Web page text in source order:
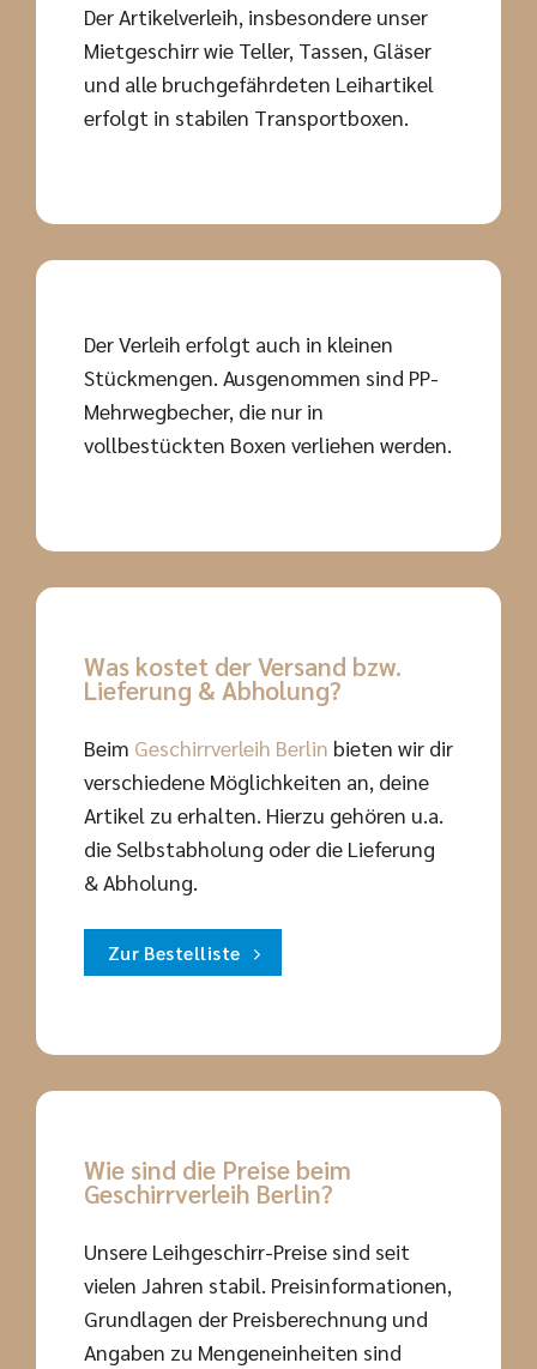
Der Artikelverleih, insbesondere unser
Mietgeschirr wie Teller, Tassen, Gläser
und alle bruchgefährdeten Leihartikel
erfolgt in stabilen Transportboxen.
Der Verleih erfolgt auch in kleinen
Stückmengen. Ausgenommen sind PP-
Mehrwegbecher, die nur in
vollbestückten Boxen verliehen werden.
Was kostet der Versand bzw.
Lieferung & Abholung?
Beim Geschirrverleih Berlin bieten wir dir
verschiedene Möglichkeiten an, deine
Artikel zu erhalten. Hierzu gehören u.a.
die Selbstabholung oder die Lieferung
& Abholung.
Zur Bestelliste
Wie sind die Preise beim
Geschirrverleih Berlin?
Unsere Leihgeschirr-Preise sind seit
vielen Jahren stabil. Preisinformationen,
Grundlagen der Preisberechnung und
Angaben zu Mengeneinheiten sind